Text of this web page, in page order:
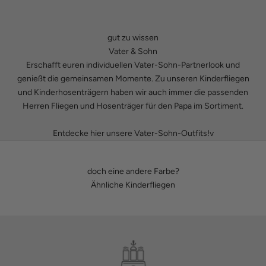
gut zu wissen
Vater & Sohn
Erschafft euren individuellen Vater-Sohn-Partnerlook und
genießt die gemeinsamen Momente. Zu unseren Kinderfliegen
und Kinderhosenträgern haben wir auch immer die passenden
Herren Fliegen und Hosenträgerfür den Papa im Sortiment.
Entdecke hier unsere Vater-Sohn-Outfits!v
doch eine andere Farbe?
Ähnliche Kinderfliegen